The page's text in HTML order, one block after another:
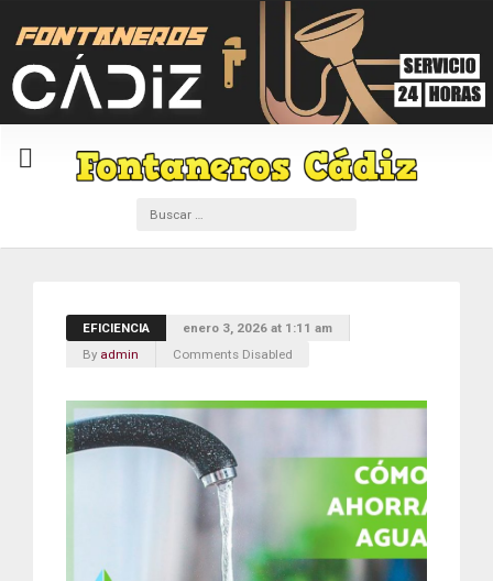
EFICIENCIA
enero 3, 2026 at 1:11 am
By admin Comments Disabled